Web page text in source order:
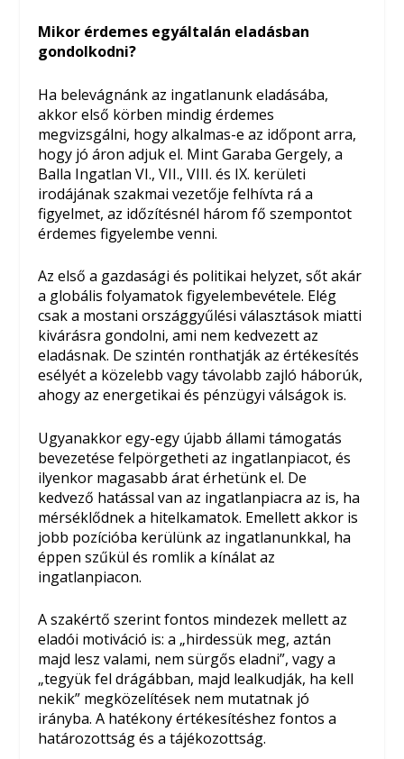
Mikor érdemes egyáltalán eladásban
gondolkodni?
Ha belevágnánk az ingatlanunk eladásába,
akkor első körben mindig érdemes
megvizsgálni, hogy alkalmas-e az időpont arra,
hogy jó áron adjuk el. Mint Garaba Gergely, a
Balla Ingatlan VI., VII., VIII. és IX. kerületi
irodájának szakmai vezetője felhívta rá a
figyelmet, az időzítésnél három fő szempontot
érdemes figyelembe venni.
Az első a gazdasági és politikai helyzet, sőt akár
a globális folyamatok figyelembevétele. Elég
csak a mostani országgyűlési választások miatti
kivárásra gondolni, ami nem kedvezett az
eladásnak. De szintén ronthatják az értékesítés
esélyét a közelebb vagy távolabb zajló háborúk,
ahogy az energetikai és pénzügyi válságok is.
Ugyanakkor egy-egy újabb állami támogatás
bevezetése felpörgetheti az ingatlanpiacot, és
ilyenkor magasabb árat érhetünk el. De
kedvező hatással van az ingatlanpiacra az is, ha
mérséklődnek a hitelkamatok. Emellett akkor is
jobb pozícióba kerülünk az ingatlanunkkal, ha
éppen szűkül és romlik a kínálat az
ingatlanpiacon.
A szakértő szerint fontos mindezek mellett az
eladói motiváció is: a „hirdessük meg, aztán
majd lesz valami, nem sürgős eladni”, vagy a
„tegyük fel drágábban, majd lealkudják, ha kell
nekik” megközelítések nem mutatnak jó
irányba. A hatékony értékesítéshez fontos a
határozottság és a tájékozottság.